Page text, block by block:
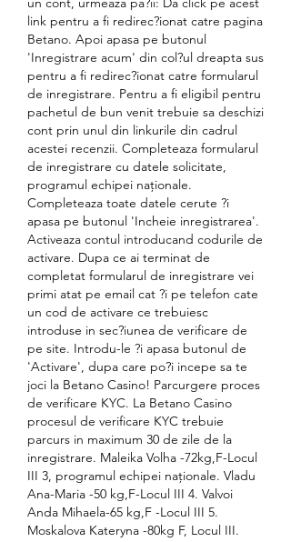
link pentru a fi redirec?ionat catre pagina
Betano. Apoi apasa pe butonul
'Inregistrare acum' din col?ul dreapta sus
pentru a fi redirec?ionat catre formularul
de inregistrare. Pentru a fi eligibil pentru
pachetul de bun venit trebuie sa deschizi
cont prin unul din linkurile din cadrul
acestei recenzii. Completeaza formularul
de inregistrare cu datele solicitate,
programul echipei naționale.
Completeaza toate datele cerute ?i
apasa pe butonul 'Incheie inregistrarea'.
Activeaza contul introducand codurile de
activare. Dupa ce ai terminat de
completat formularul de inregistrare vei
primi atat pe email cat ?i pe telefon cate
un cod de activare ce trebuiesc
introduse in sec?iunea de verificare de
pe site. Introdu-le ?i apasa butonul de
'Activare', dupa care po?i incepe sa te
joci la Betano Casino! Parcurgere proces
de verificare KYC. La Betano Casino
procesul de verificare KYC trebuie
parcurs in maximum 30 de zile de la
inregistrare. Maleika Volha -72kg,F-Locul
III 3, programul echipei naționale. Vladu
Ana-Maria -50 kg,F-Locul III 4. Valvoi
Anda Mihaela-65 kg,F -Locul III 5.
Moskalova Kateryna -80kg F, Locul III.